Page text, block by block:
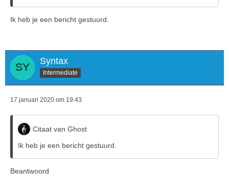
Ik heb je een bericht gestuurd.
Syntax
Intermediate
17 januari 2020 om 19:43
Citaat van Ghost
Ik heb je een bericht gestuurd.
Beantwoord